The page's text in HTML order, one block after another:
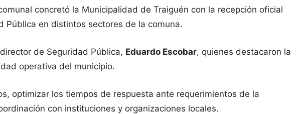
concretó la Municipalidad de Traiguén con la recepción oficial
Pública en distintos sectores de la comuna.
de Seguridad Pública, Eduardo Escobar, quienes destacaron la
operativa del municipio.
optimizar los tiempos de respuesta ante requerimientos de la
con instituciones y organizaciones locales.